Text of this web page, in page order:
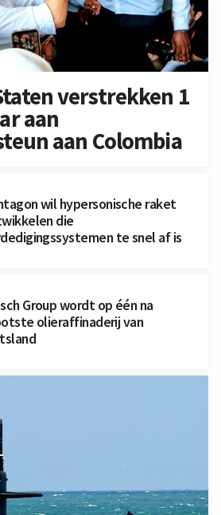
verstrekken 1
aan
aan Colombia
wil hypersonische raket
die
te snel af is
Group wordt op één na
olieraffinaderij van